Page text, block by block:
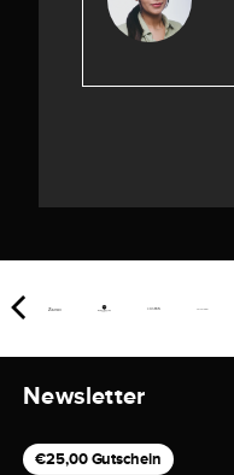
Newsletter
€25,00 Gutschein